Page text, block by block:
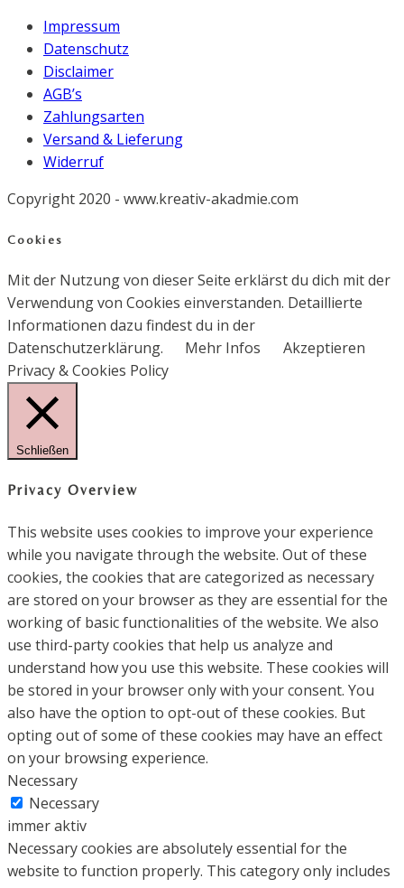
Impressum
Datenschutz
Disclaimer
AGB’s
Zahlungsarten
Versand & Lieferung
Widerruf
Copyright 2020 - www.kreativ-akadmie.com
Cookies
Mit der Nutzung von dieser Seite erklärst du dich mit der
Verwendung von Cookies einverstanden. Detaillierte
Informationen dazu findest du in der
Datenschutzerklärung.
Mehr Infos
Akzeptieren
Privacy & Cookies Policy
Schließen
Privacy Overview
This website uses cookies to improve your experience
while you navigate through the website. Out of these
cookies, the cookies that are categorized as necessary
are stored on your browser as they are essential for the
working of basic functionalities of the website. We also
use third-party cookies that help us analyze and
understand how you use this website. These cookies will
be stored in your browser only with your consent. You
also have the option to opt-out of these cookies. But
opting out of some of these cookies may have an effect
on your browsing experience.
Necessary
Necessary
immer aktiv
Necessary cookies are absolutely essential for the
website to function properly. This category only includes